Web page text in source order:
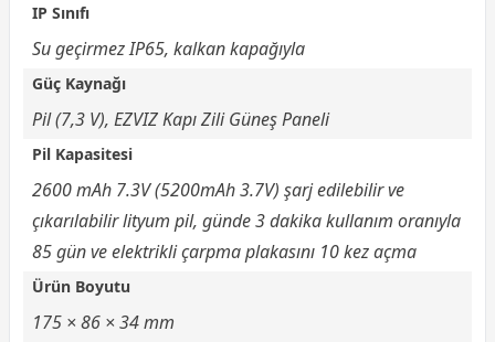
IP Sınıfı
Su geçirmez IP65, kalkan kapağıyla
Güç Kaynağı
Pil (7,3 V), EZVIZ Kapı Zili Güneş Paneli
Pil Kapasitesi
2600 mAh 7.3V (5200mAh 3.7V) şarj edilebilir ve
çıkarılabilir lityum pil, günde 3 dakika kullanım oranıyla
85 gün ve elektrikli çarpma plakasını 10 kez açma
Ürün Boyutu
175 × 86 × 34 mm